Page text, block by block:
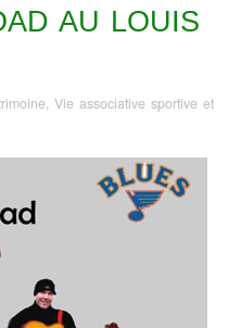
AU LOUIS
Vie associative sportive et